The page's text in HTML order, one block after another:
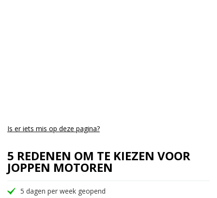
Is er iets mis op deze pagina?
5 REDENEN OM TE KIEZEN VOOR
JOPPEN MOTOREN
5 dagen per week geopend